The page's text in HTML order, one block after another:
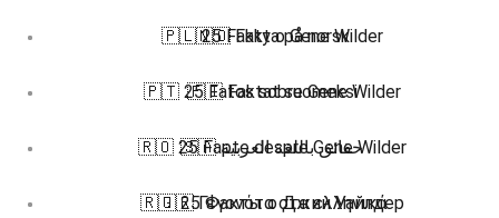
🇵🇱 25 Fakty o Gene Wilder
🇵🇹 25 Fatos sobre Gene Wilder
🇷🇴 25 Fapte despre Gene Wilder
🇷🇺 25 Факты о Джин Уайлдер
🇳🇴 Fakta på norsk
🇫🇮 Faktat suomeksi
🇸🇦 حقائق باللغة العربية
🇬🇷 Γεγονότα στα ελληνικά